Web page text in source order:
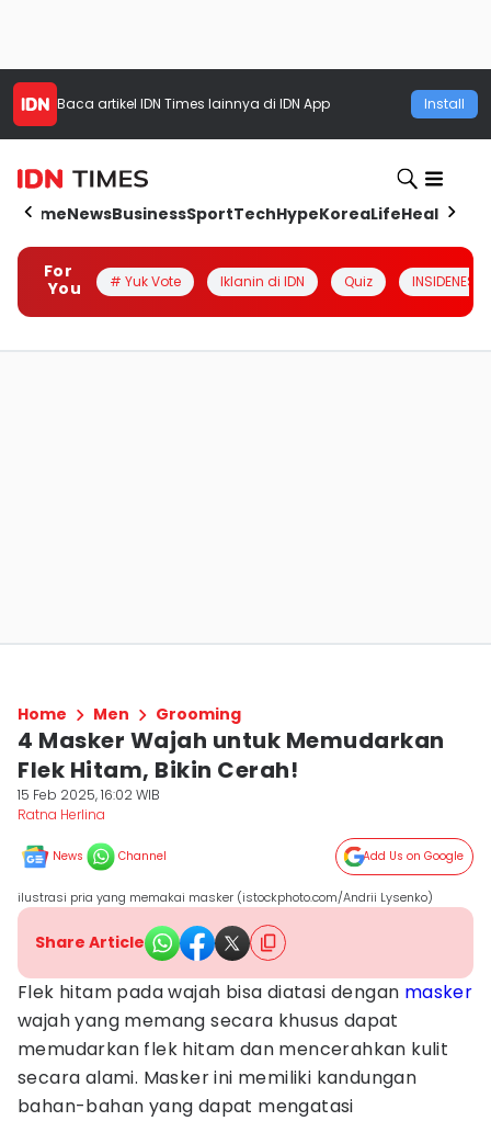
Baca artikel IDN Times lainnya di IDN App Install
HomeNewsBusinessSportTechHypeKoreaLifeHealth
For
You
# Yuk Vote Iklanin di IDN Quiz INSIDENESIA
Home Men Grooming
4 Masker Wajah untuk Memudarkan
Flek Hitam, Bikin Cerah!
15 Feb 2025, 16:02 WIB
Ratna Herlina
News Channel Add Us on Google
ilustrasi pria yang memakai masker (istockphoto.com/Andrii Lysenko)
Share Article
Flek hitam pada wajah bisa diatasi dengan masker
wajah yang memang secara khusus dapat
memudarkan flek hitam dan mencerahkan kulit
secara alami. Masker ini memiliki kandungan
bahan-bahan yang dapat mengatasi